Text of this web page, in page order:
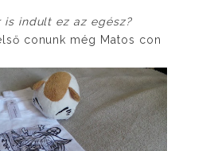
is indult ez az egész?
conunk még Matos con